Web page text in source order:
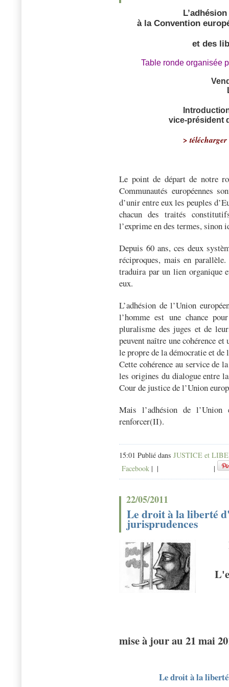
à la Convention
et des
Table ronde organisée
vice-président
>
Le point de départ de notre
Communautés européennes
d’unir entre eux les peuples
chacun des traités
l’exprime en des termes, sinon
Depuis 60 ans, ces deux
réciproques, mais en
traduira par un lien organique
eux.
L’adhésion de l’Union
l’homme est une chance
pluralisme des juges et de
peuvent naître une cohérence
le propre de la démocratie et de
Cette cohérence au service de
les origines du dialogue entre
Cour de justice de l’Union
Mais l’adhésion de l’Union
renforcer(II).
15:01 Publié dans JUSTICE et
Facebook | | |
22/05/2011
Le droit à la liberté
jurisprudences
mise à jour au 21 mai
Le droit à la